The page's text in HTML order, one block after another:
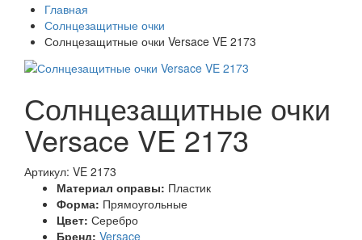
Главная
Солнцезащитные очки
Солнцезащитные очки Versace VE 2173
Солнцезащитные очки
Versace VE 2173
Артикул: VE 2173
Материал оправы: Пластик
Форма: Прямоугольные
Цвет: Серебро
Бренд: Versace